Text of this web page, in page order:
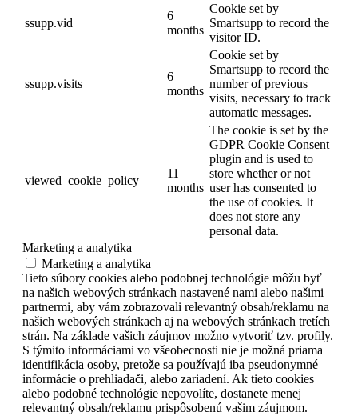
ssupp.vid
6
months
Cookie set by
Smartsupp to record the
visitor ID.
ssupp.visits
6
months
Cookie set by
Smartsupp to record the
number of previous
visits, necessary to track
automatic messages.
viewed_cookie_policy
11
months
The cookie is set by the
GDPR Cookie Consent
plugin and is used to
store whether or not
user has consented to
the use of cookies. It
does not store any
personal data.
Marketing a analytika
Marketing a analytika
Tieto súbory cookies alebo podobnej technológie môžu byť
na našich webových stránkach nastavené nami alebo našimi
partnermi, aby vám zobrazovali relevantný obsah/reklamu na
našich webových stránkach aj na webových stránkach tretích
strán. Na základe vašich záujmov možno vytvoriť tzv. profily.
S týmito informáciami vo všeobecnosti nie je možná priama
identifikácia osoby, pretože sa používajú iba pseudonymné
informácie o prehliadači, alebo zariadení. Ak tieto cookies
alebo podobné technológie nepovolíte, dostanete menej
relevantný obsah/reklamu prispôsobenú vašim záujmom.